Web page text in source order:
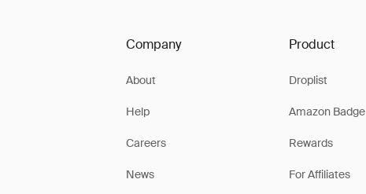
Company
About
Help
Careers
News
Product
Droplist
Amazon Badge
Rewards
For Affiliates